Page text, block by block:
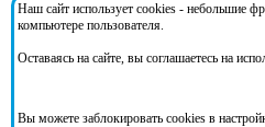
Наш сайт использует cookies - небольшие
компьютере пользователя.
Оставаясь на сайте, вы соглашаетесь на
Вы можете заблокировать cookies в